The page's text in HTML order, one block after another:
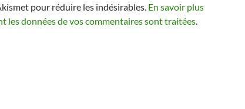
pour réduire les indésirables. En savoir plus
les données de vos commentaires sont traitées.